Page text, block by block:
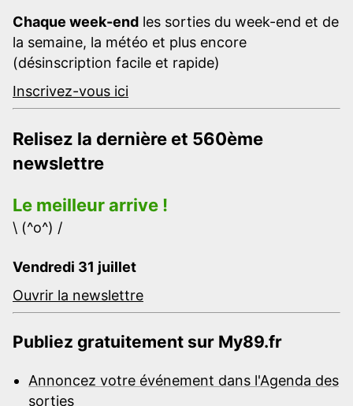
Chaque week-end les sorties du week-end et de
la semaine, la météo et plus encore
(désinscription facile et rapide)
Inscrivez-vous ici
Relisez la dernière et 560ème
newslettre
Le meilleur arrive !
\ (^o^) /
Vendredi 31 juillet
Ouvrir la newslettre
Publiez gratuitement sur My89.fr
Annoncez votre événement dans l'Agenda des
sorties